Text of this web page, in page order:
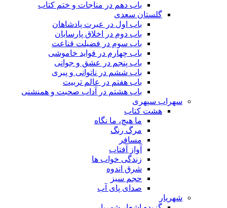
باب دهم در مناجات و ختم کتاب
گلستان سعدی
باب اول در عبرت پادشاهان
باب دوم در اخلاق پارسایان
باب سوم در فضیلت قناعت
باب چهارم در فواید خاموشى
باب پنجم در عشق و جوانى
باب ششم در ناتوانى و پیرى
باب هفتم در عالم تربیت
باب هشتم در آداب صحبت و همنشنى
سهراب سپهری
هشت کتاب
ما هیچ، ما نگاه
مرگ رنگ
مسافر
آواز آفتاب
زندگی خواب ها
شرق اندوه
حجم سبز
صدای پای آب
شهریار